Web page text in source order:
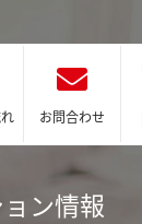
お問合わせ
ン情報